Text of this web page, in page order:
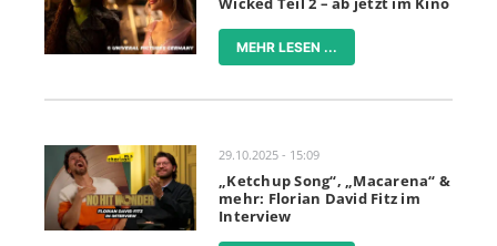
MEHR LESEN ...
29.10.2025 - 15:09
„Ketchup Song“, „Macarena“ &
mehr: Florian David Fitz im
Interview